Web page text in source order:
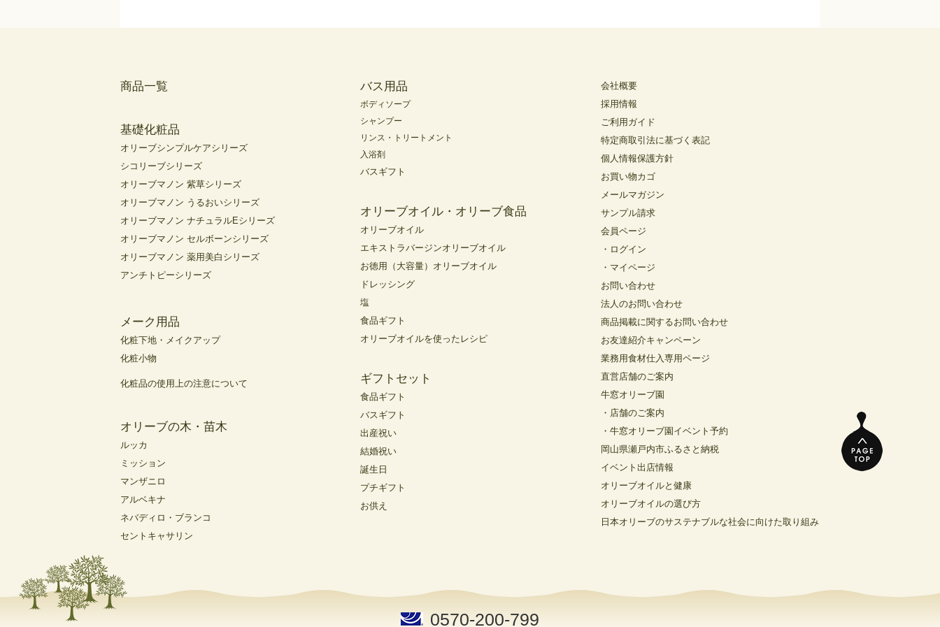
商品一覧
基礎化粧品
オリーブシンプルケアシリーズ
シコリーブシリーズ
オリーブマノン 紫草シリーズ
オリーブマノン うるおいシリーズ
オリーブマノン ナチュラルEシリーズ
オリーブマノン セルボーンシリーズ
オリーブマノン 薬用美白シリーズ
アンチトピーシリーズ
メーク用品
化粧下地・メイクアップ
化粧小物
化粧品の使用上の注意について
オリーブの木・苗木
ルッカ
ミッション
マンザニロ
アルベキナ
ネバディロ・ブランコ
セントキャサリン
バス用品
ボディソープ
シャンプー
リンス・トリートメント
入浴剤
バスギフト
オリーブオイル・オリーブ食品
オリーブオイル
エキストラバージンオリーブオイル
お徳用（大容量）オリーブオイル
ドレッシング
塩
食品ギフト
オリーブオイルを使ったレシピ
ギフトセット
食品ギフト
バスギフト
出産祝い
結婚祝い
誕生日
プチギフト
お供え
会社概要
採用情報
ご利用ガイド
特定商取引法に基づく表記
個人情報保護方針
お買い物カゴ
メールマガジン
サンプル請求
会員ページ
・ログイン
・マイページ
お問い合わせ
法人のお問い合わせ
商品掲載に関するお問い合わせ
お友達紹介キャンペーン
業務用食材仕入専用ページ
直営店舗のご案内
牛窓オリーブ園
・店舗のご案内
・牛窓オリーブ園イベント予約
岡山県瀬戸内市ふるさと納税
イベント出店情報
オリーブオイルと健康
オリーブオイルの選び方
日本オリーブのサステナブルな社会に向けた取り組み
0570-200-799